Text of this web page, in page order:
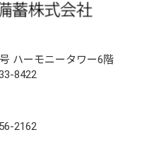
ハーモニータワー6階
8422
2162